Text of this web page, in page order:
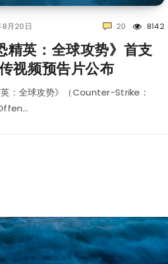
8月20日 8142
20
精英：全球攻势》首支
视频预告片公布
英：全球攻势》（Counter-Strike：